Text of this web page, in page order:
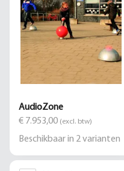
AudioZone
€ 7.953,00 (excl. btw)
Beschikbaar in 2varianten